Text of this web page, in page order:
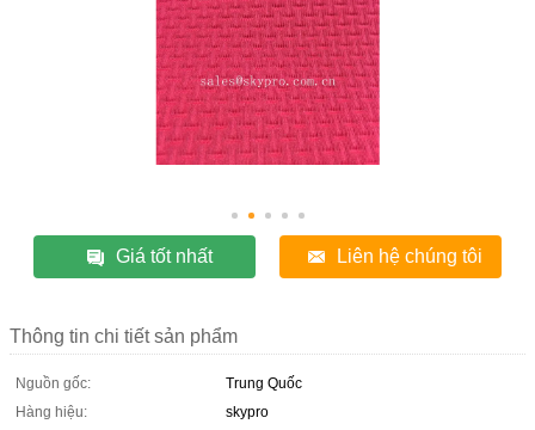
Giá tốt nhất Liên hệ chúng tôi
Thông tin chi tiết sản phẩm
Nguồn gốc:
Trung Quốc
Hàng hiệu:
skypro